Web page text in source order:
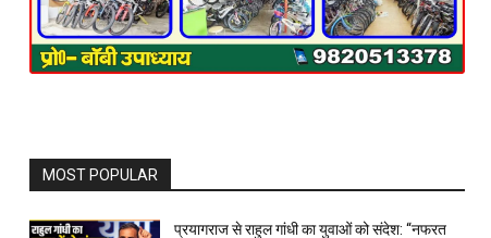
MOST POPULAR
प्रयागराज से राहुल गांधी का युवाओं को संदेश: “नफरत